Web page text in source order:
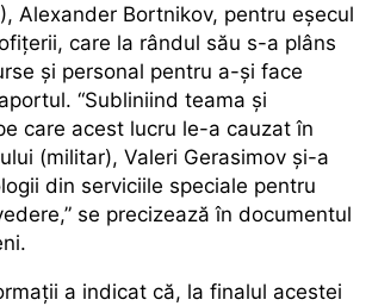
Alexander Bortnikov, pentru eșecul
care la rândul său s-a plâns
și personal pentru a-și face
“Subliniind teama și
care acest lucru le-a cauzat în
(militar), Valeri Gerasimov și-a
din serviciile speciale pentru
se precizează în documentul
a indicat că, la finalul acestei